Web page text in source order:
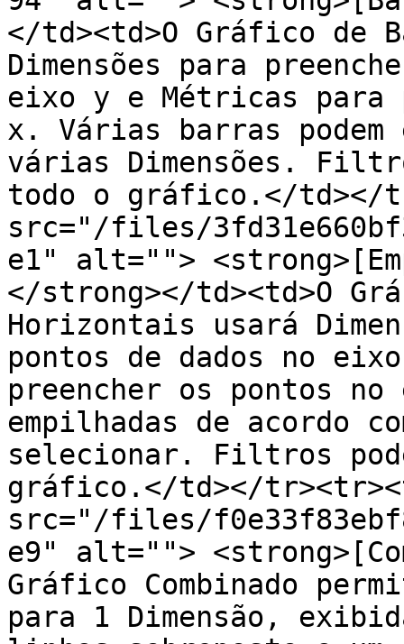
</td><td>O Gráfico de
Dimensões para
eixo y e Métricas para
x. Várias barras
várias Dimensões.
todo o gráfico.</td></
src="/files/
e1" alt="">
</strong></td><td>O
Horizontais usará
pontos de dados no
preencher os pontos
empilhadas de acordo
selecionar. Filtros
gráfico.</td></
src="/files/
e9" alt="">
Gráfico Combinado
para 1 Dimensão,